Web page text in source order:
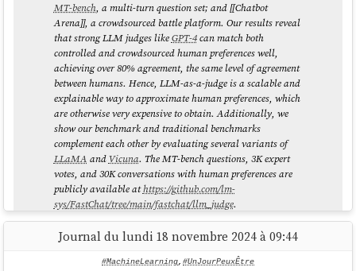
du mois dans l'articleNouvelles sur l'IA du site LinuxFR
revue complète de l'écosystème.
Model Input
Outp
ut
Read
ed
MiniMax M2.5
(avec offre
$0.05 $0.20 $0.01 $0.06
GLM 5 (avec
offre Go)
$0.16 $0.53 $0.03
Kimi K2.5
(avec offre
$0.10 $0.50
Je constatequeGLM-5est meilleur queDevstral 2 (Mistral)qui a un
61.3%.
MT-bench, a multi-turn question set; and [[Chatbot
Arena]], a crowdsourced battle platform. Our results reveal
that strong LLM judges likeGPT-4can match both
controlled and crowdsourced human preferences well,
achieving over 80% agreement, the same level of agreement
between humans. Hence, LLM-as-a-judge is a scalable and
explainable way to approximate human preferences, which
are otherwise very expensive to obtain. Additionally, we
show our benchmark and traditional benchmarks
complement each other by evaluating several variants of
LLaMA andVicuna. The MT-bench questions, 3K expert
votes, and 30K conversations with human preferences are
publicly available athttps://github.com/lm-
sys/FastChat/tree/main/fastchat/llm_judge.
source
Journal du lundi 18 novembre 2024 à 09:44
#MachineLearning, #UnJourPeuxÊtre